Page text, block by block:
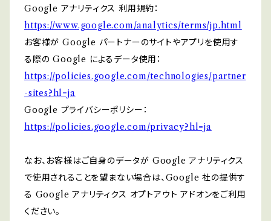
Google アナリティクス 利用規約：
https://www.google.com/analytics/terms/jp.html
お客様が Google パートナーのサイトやアプリを使用す
る際の Google によるデータ使用：
https://policies.google.com/technologies/partner
-sites?hl=ja
Google プライバシーポリシー：
https://policies.google.com/privacy?hl=ja
なお、お客様はご自身のデータが Google アナリティクス
で使用されることを望まない場合は、Google 社の提供す
る Google アナリティクス オプトアウト アドオンをご利用
ください。